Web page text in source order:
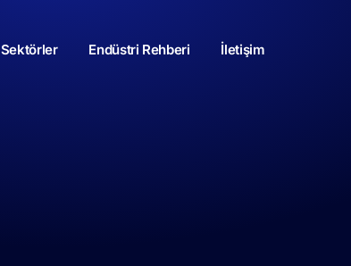
Sektörler Endüstri Rehberi İletişim